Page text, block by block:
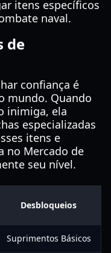
itens específicos
naval.
de
confiança é
mundo. Quando
inimiga, ela
especializadas
itens e
no Mercado de
seu nível.
Desbloqueios
Suprimentos Básicos